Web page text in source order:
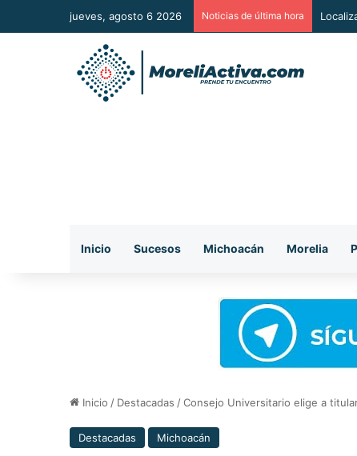
jueves, agosto 6 2026 Noticias de última hora
Inicio Sucesos Michoacán Morelia
Inicio / Destacadas /Consejo Universitario elige a
Destacadas Michoacán